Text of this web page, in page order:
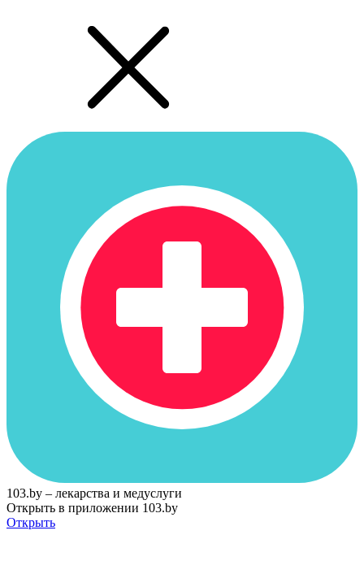
103.by – лекарства и медуслуги
Открыть в приложении 103.by
Открыть